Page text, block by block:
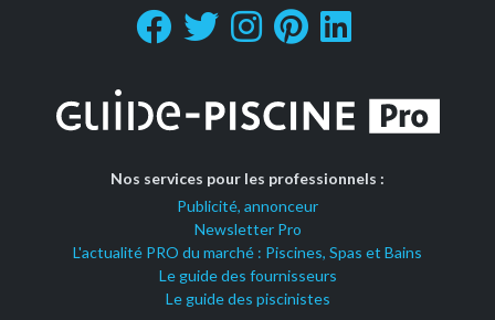
Nos services pour les professionnels :
Publicité, annonceur
Newsletter Pro
L'actualité PRO du marché : Piscines, Spas et Bains
Le guide des fournisseurs
Le guide des piscinistes